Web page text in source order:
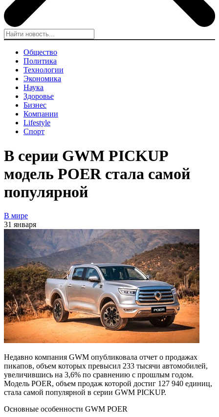
Общество
Политика
Технологии
Экономика
Наука
Здоровье
Бизнес
Компании
Lifestyle
Спорт
В серии GWM PICKUP
модель POER стала самой
популярной
В мире
31 января
Недавно компания GWM опубликовала отчет о продажах
пикапов, объем которых превысил 233 тысячи автомобилей,
увеличившись на 3,6% по сравнению с прошлым годом.
Модель POER, объем продаж которой достиг 127 940 единиц,
стала самой популярной в серии GWM PICKUP.
Основные особенности GWM POER